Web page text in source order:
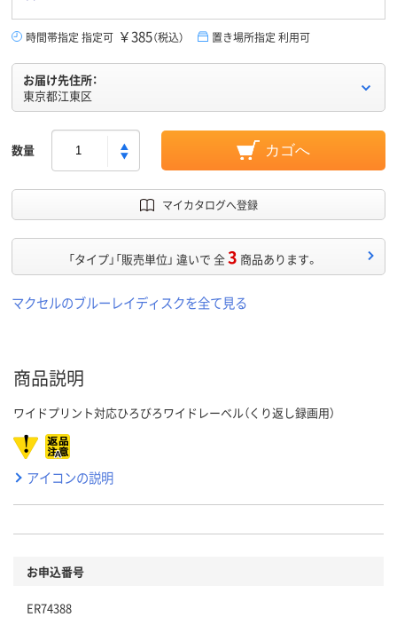
時間帯指定 指定可 ￥385（税込） 置き場所指定 利用可
お届け先住所：
東京都江東区
数量 カゴへ
マイカタログへ登録
「タイプ」「販売単位」 違いで 全3 商品あります。
マクセルのブルーレイディスクを全て見る
商品説明
ワイドプリント対応ひろびろワイドレーベル（くり返し録画用）
アイコンの説明
お申込番号
ER74388